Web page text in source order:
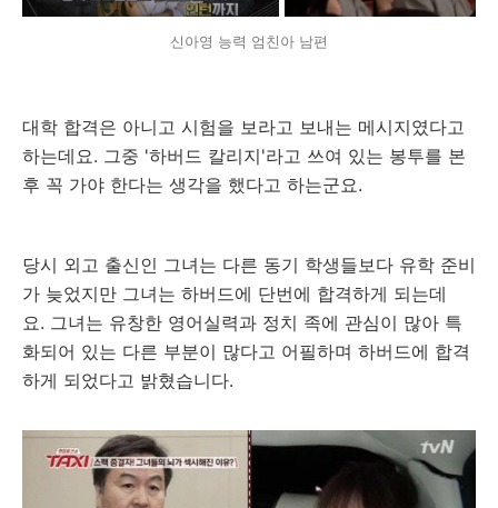
신아영 능력 엄친아 남편
대학 합격은 아니고 시험을 보라고 보내는 메시지였다고
하는데요. 그중 '하버드 칼리지'라고 쓰여 있는 봉투를 본
후 꼭 가야 한다는 생각을 했다고 하는군요.
당시 외고 출신인 그녀는 다른 동기 학생들보다 유학 준비
가 늦었지만 그녀는 하버드에 단번에 합격하게 되는데
요. 그녀는 유창한 영어실력과 정치 족에 관심이 많아 특
화되어 있는 다른 부분이 많다고 어필하며 하버드에 합격
하게 되었다고 밝혔습니다.